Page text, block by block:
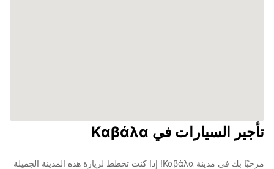
تأجير السيارات في Καβάλα
مرحبًا بك في مدينة Καβάλα! إذا كنت تخطط لزيارة هذه المدينة الجميلة